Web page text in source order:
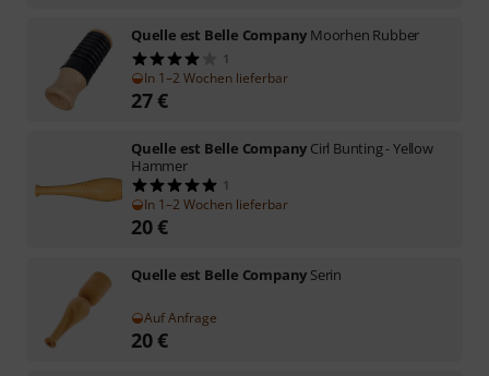
Quelle est Belle Company Moorhen Rubber
1
In 1–2 Wochen lieferbar
27€
Quelle est Belle Company Cirl Bunting - Yellow
Hammer
1
In 1–2 Wochen lieferbar
20€
Quelle est Belle Company Serin
Auf Anfrage
20€